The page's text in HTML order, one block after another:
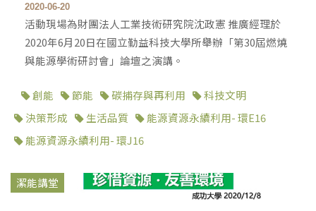
2020-06-20
活動現場為財團法人工業技術研究院沈政憲 推廣經理於
2020年6月20日在國立勤益科技大學所舉辦「第30屆燃燒
與能源學術研討會」論壇之演講。
創能 節能 碳捕存與再利用
科技文明
決策形成
生活品質
能源資源永續利用- 環E16
能源資源永續利用- 環J16
潔能講堂